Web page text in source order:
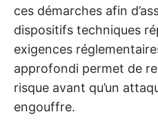
ces démarches afin
dispositifs techniques
exigences
approfondi permet de
risque avant qu’un
engouffre.